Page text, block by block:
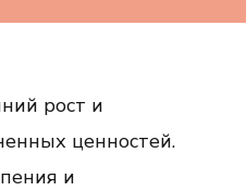
рост и
ценностей.
и